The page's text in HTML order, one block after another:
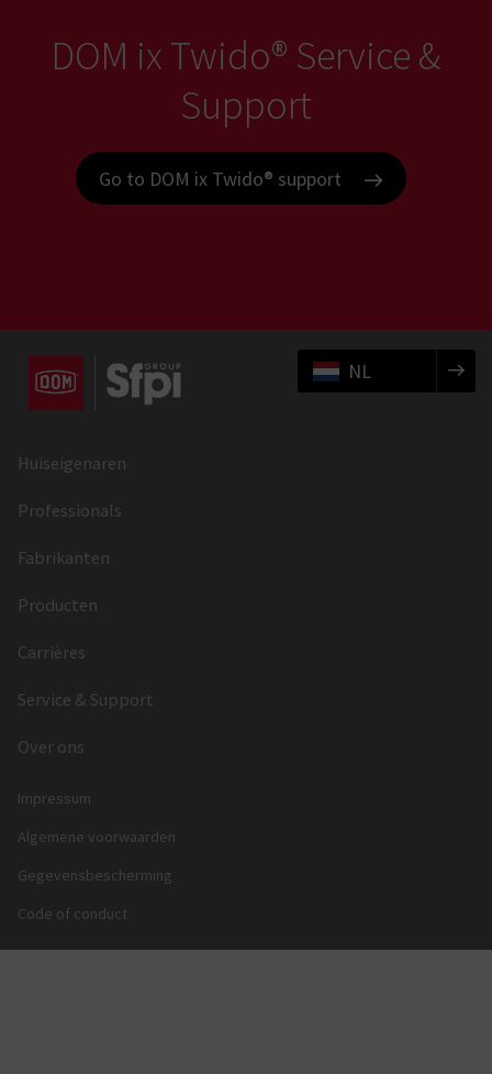
DOM ix Twido® Service &
Support
Go to DOM ix Twido® support
NL
Huiseigenaren
Professionals
Fabrikanten
Producten
Carrières
Service & Support
Over ons
Impressum
Algemene voorwaarden
Gegevensbescherming
Code of conduct